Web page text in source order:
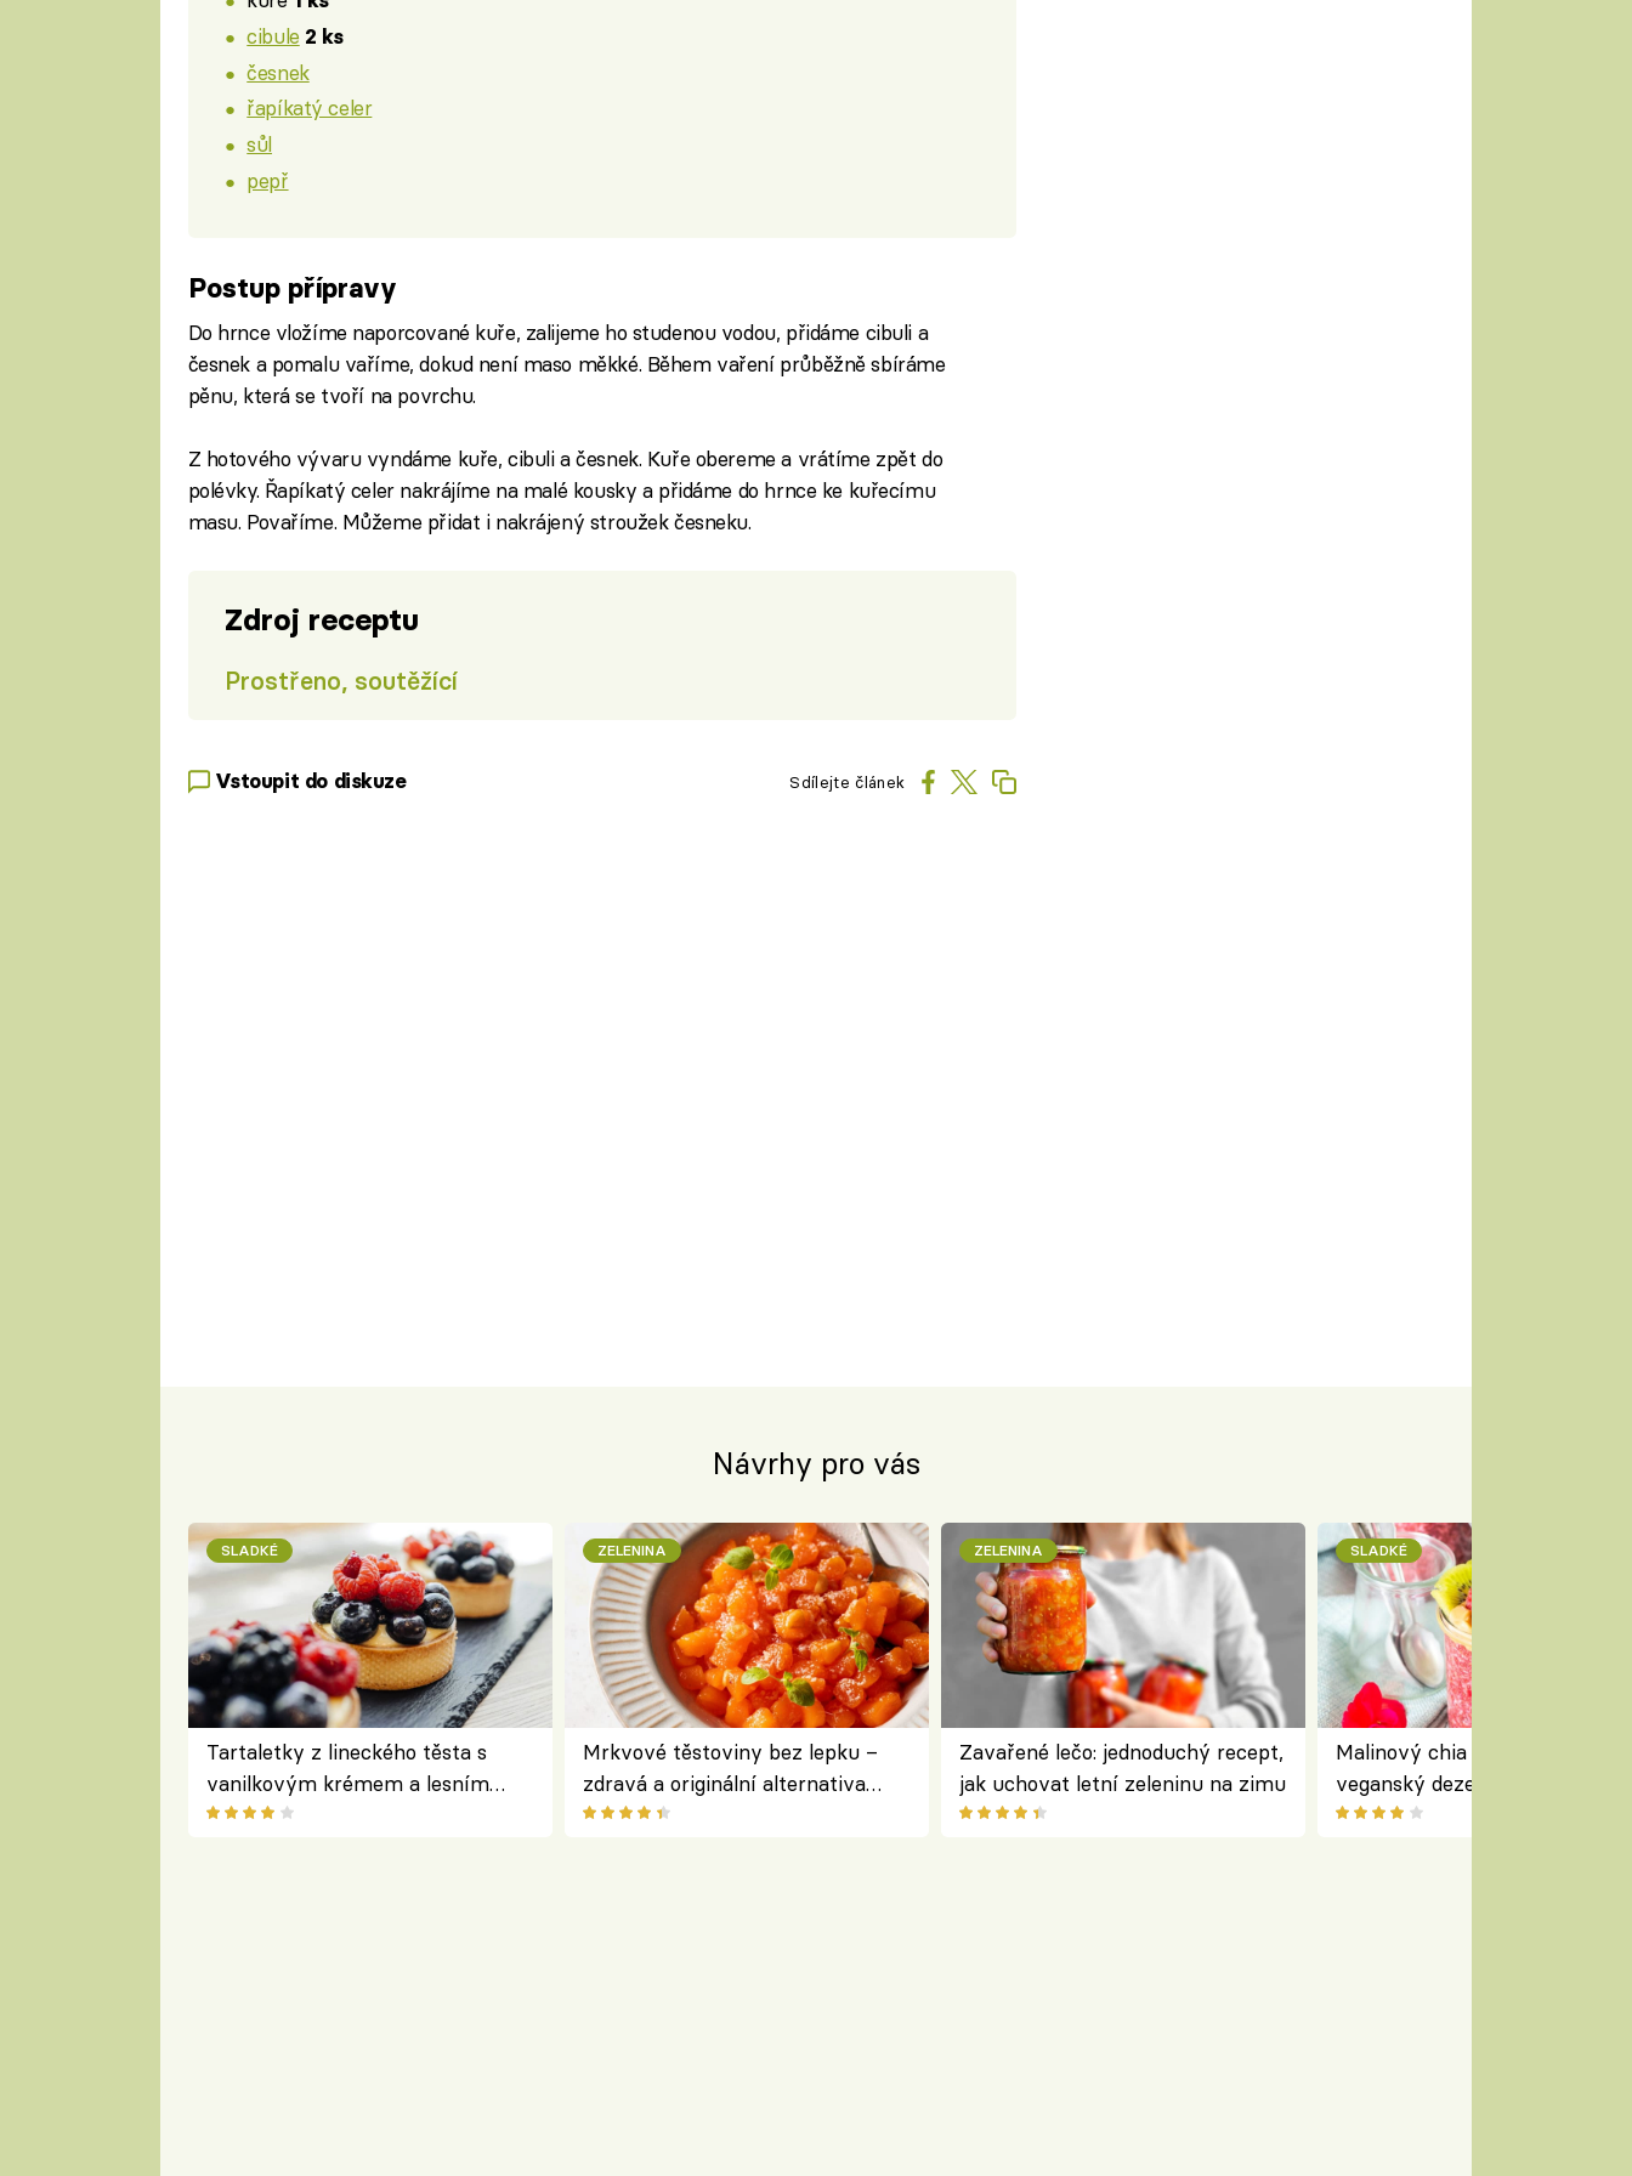
cibule 2 ks
česnek
řapíkatý celer
sůl
pepř
Postup přípravy
Do hrnce vložíme naporcované kuře, zalijeme ho studenou vodou, přidáme cibuli a
česnek a pomalu vaříme, dokud není maso měkké. Během vaření průběžně sbíráme
pěnu, která se tvoří na povrchu.
Z hotového vývaru vyndáme kuře, cibuli a česnek. Kuře obereme a vrátíme zpět do
polévky. Řapíkatý celer nakrájíme na malé kousky a přidáme do hrnce ke kuřecímu
masu. Povaříme. Můžeme přidat i nakrájený stroužek česneku.
Zdroj receptu
Prostřeno, soutěžící
Vstoupit do diskuze Sdílejte článek
Návrhy pro vás
SLADKÉ
Tartaletky z lineckého těsta s
vanilkovým krémem a lesním
ovocem podle Bread Society
ZELENINA
Mrkvové těstoviny bez lepku –
zdravá a originální alternativa
klasiky
ZELENINA
Zavařené lečo: jednoduchý recept,
jak uchovat letní zeleninu na zimu
SLADKÉ
Malinový chia pudink s
veganský dezert plný ovoce a
ořechů